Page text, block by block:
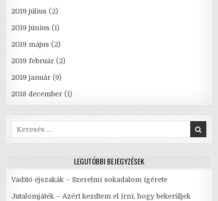
2019 július (2)
2019 június (1)
2019 május (2)
2019 február (2)
2019 január (9)
2018 december (1)
Search
for:
LEGUTÓBBI BEJEGYZÉSEK
Vadító éjszakák – Szerelmi sokadalom ígérete
Jutalomjáték – Azért kezdtem el írni, hogy bekerüljek